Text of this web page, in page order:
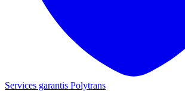
Services garantis Polytrans